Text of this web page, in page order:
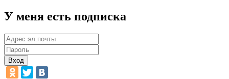
У меня есть подписка
Вход